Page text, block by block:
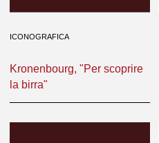
ICONOGRAFICA
Kronenbourg, "Per scoprire
la birra"